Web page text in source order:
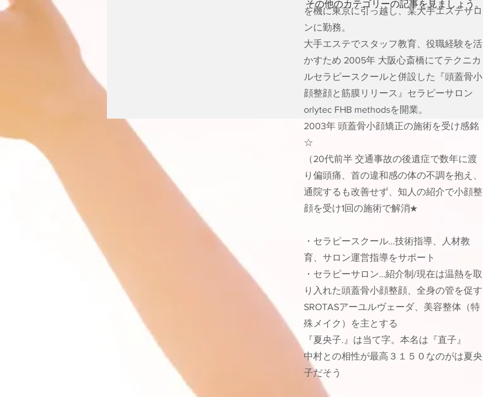
その他のカテゴリーの記事を見ましょう。
を機に東京に引っ越し、某大手エステサロ
ンに勤務。
大手エステでスタッフ教育、役職経験を活
かすため 2005年 大阪心斎橋にてテクニカ
ルセラピースクールと併設した『頭蓋骨小
顔整顔と筋膜リリース』セラピーサロン
orlytec FHB methodsを開業。
2003年 頭蓋骨小顔矯正の施術を受け感銘
☆
（20代前半 交通事故の後遺症で数年に渡
り偏頭痛、首の違和感の体の不調を抱え、
通院するも改善せず、知人の紹介で小顔整
顔を受け1回の施術で解消★
・セラピースクール…技術指導、人材教
育、サロン運営指導をサポート
・セラピーサロン…紹介制/現在は温熱を取
り入れた頭蓋骨小顔整顔、全身の管を促す
SROTASアーユルヴェーダ、美容整体（特
殊メイク）を主とする
『夏央子.』は当て字。 本名は『直子』
中村との相性が最高３１５０なのがは夏央
子だそう